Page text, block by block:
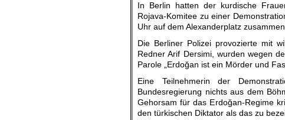
In Berlin hatten der kurdische
Rojava-Komitee zu einer
Uhr auf dem Alexanderplatz
Die Berliner Polizei provozierte mit
Redner Arif Dersimi, wurden wegen
Parole „Erdoğan ist ein Mörder und
Eine Teilnehmerin der
Bundesregierung nichts aus dem
Gehorsam für das Erdoğan-Regime
den türkischen Diktator als das zu